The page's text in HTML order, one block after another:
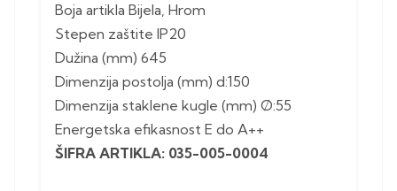
Boja artikla Bijela, Hrom
Stepen zaštite IP20
Dužina (mm) 645
Dimenzija postolja (mm) d:150
Dimenzija staklene kugle (mm) Ø:55
Energetska efikasnost E do A++
ŠIFRA ARTIKLA: 035-005-0004